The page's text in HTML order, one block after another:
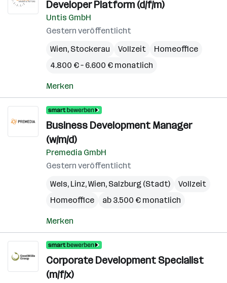
Developer Platform (d/f/m)
Untis GmbH
Gestern veröffentlicht
Wien, Stockerau Vollzeit
Homeoffice
4.800 € – 6.600 € monatlich
Merken
Business Development Manager
(w/m/d)
Premedia GmbH
Gestern veröffentlicht
Wels, Linz,Wien, Salzburg (Stadt)
Vollzeit
Homeoffice
ab 3.500 € monatlich
Merken
Corporate Development Specialist
(m/f/x)